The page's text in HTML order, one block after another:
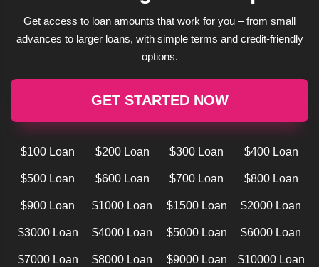
Get access to loan amounts that work for you – from small
advances to larger loans, with simple terms and credit-friendly
options.
GET STARTED NOW
$100 Loan $200 Loan $300 Loan $400 Loan
$500 Loan $600 Loan $700 Loan $800 Loan
$900 Loan $1000 Loan $1500 Loan $2000 Loan
$3000 Loan $4000 Loan $5000 Loan $6000 Loan
$7000 Loan $8000 Loan $9000 Loan $10000 Loan